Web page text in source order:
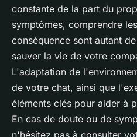
constante de la part du
symptômes, comprendre
conséquence sont autant
sauver la vie de votre
L'adaptation de
de votre chat, ainsi que
éléments clés pour aider à
En cas de doute ou de